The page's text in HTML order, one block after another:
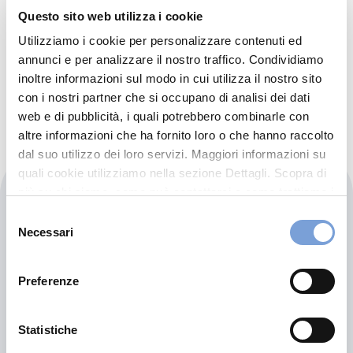
Questo sito web utilizza i cookie
Utilizziamo i cookie per personalizzare contenuti ed
annunci e per analizzare il nostro traffico. Condividiamo
inoltre informazioni sul modo in cui utilizza il nostro sito
con i nostri partner che si occupano di analisi dei dati
web e di pubblicità, i quali potrebbero combinarle con
altre informazioni che ha fornito loro o che hanno raccolto
dal suo utilizzo dei loro servizi. Maggiori informazioni su
quali cookie utilizziamo nella sezione Dettagli. Scopra di
può trovare nel footer del sito nella sezione "Informativa
delNecessari
Preferenze
Statistiche
INFO@NUOVAMILANO2.IT
049775998
Chiama ora
Carrozzeria Pastore
Via Lussemburgo 18
Indicazioni
0498702538